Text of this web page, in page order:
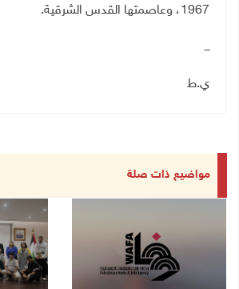
1967، وعاصمتها القدس الشرقية
.
ـــ
ي.ط
مواضيع ذات صلة